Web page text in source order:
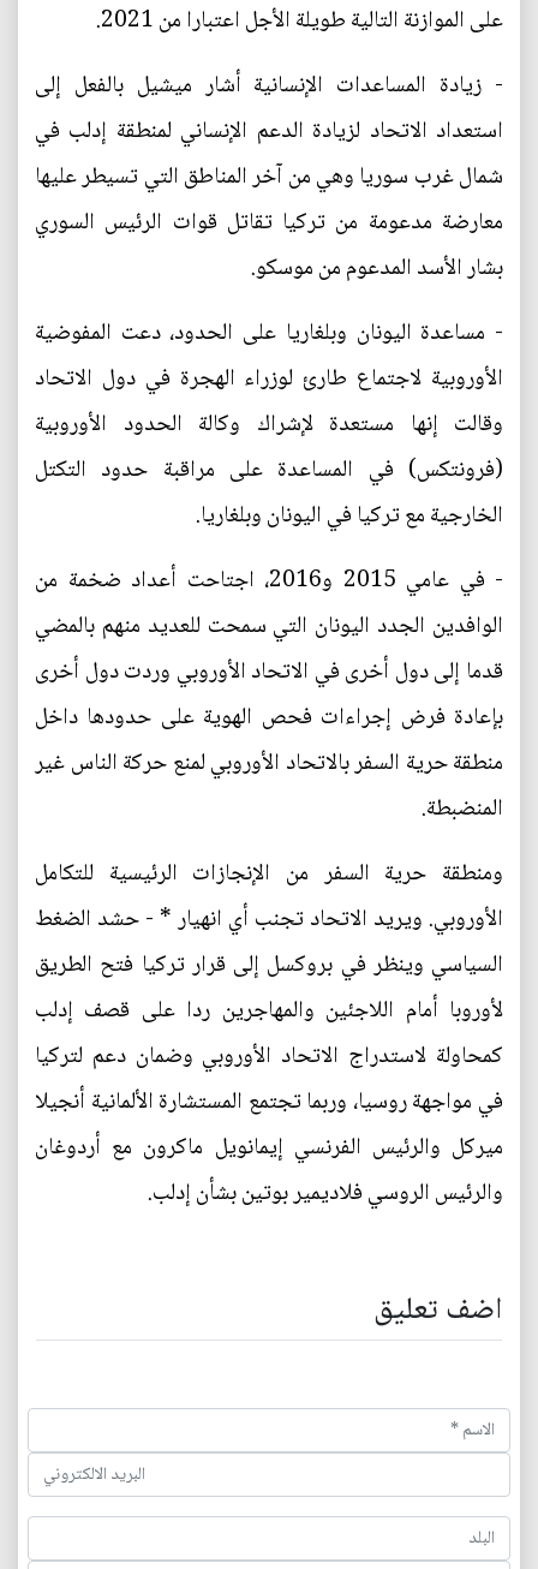
على الموازنة التالية طويلة الأجل اعتبارا من 2021.
- زيادة المساعدات الإنسانية أشار ميشيل بالفعل إلى
استعداد الاتحاد لزيادة الدعم الإنساني لمنطقة إدلب في
شمال غرب سوريا وهي من آخر المناطق التي تسيطر عليها
معارضة مدعومة من تركيا تقاتل قوات الرئيس السوري
بشار الأسد المدعوم من موسكو.
- مساعدة اليونان وبلغاريا على الحدود، دعت المفوضية
الأوروبية لاجتماع طارئ لوزراء الهجرة في دول الاتحاد
وقالت إنها مستعدة لإشراك وكالة الحدود الأوروبية
(فرونتكس) في المساعدة على مراقبة حدود التكتل
الخارجية مع تركيا في اليونان وبلغاريا.
- في عامي 2015 و2016، اجتاحت أعداد ضخمة من
الوافدين الجدد اليونان التي سمحت للعديد منهم بالمضي
قدما إلى دول أخرى في الاتحاد الأوروبي وردت دول أخرى
بإعادة فرض إجراءات فحص الهوية على حدودها داخل
منطقة حرية السفر بالاتحاد الأوروبي لمنع حركة الناس غير
المنضبطة.
ومنطقة حرية السفر من الإنجازات الرئيسية للتكامل
الأوروبي. ويريد الاتحاد تجنب أي انهيار * - حشد الضغط
السياسي وينظر في بروكسل إلى قرار تركيا فتح الطريق
لأوروبا أمام اللاجئين والمهاجرين ردا على قصف إدلب
كمحاولة لاستدراج الاتحاد الأوروبي وضمان دعم لتركيا
في مواجهة روسيا، وربما تجتمع المستشارة الألمانية أنجيلا
ميركل والرئيس الفرنسي إيمانويل ماكرون مع أردوغان
والرئيس الروسي فلاديمير بوتين بشأن إدلب.
اضف تعليق